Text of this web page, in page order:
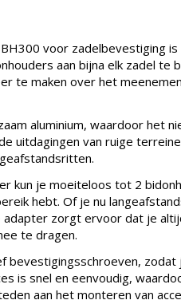
voor zadelbevestiging
aan bijna elk zadel te
te maken over het
aluminium, waardoor het
uitdagingen van ruige
kun je moeiteloos tot 2
hebt. Of je nu
zorgt ervoor dat je
te dragen.
bevestigingsschroeven,
is snel en eenvoudig,
aan het monteren van